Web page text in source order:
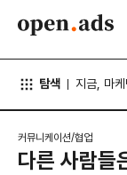
탐색 지금, 마케
커뮤니케이션/협업
다른 사람들